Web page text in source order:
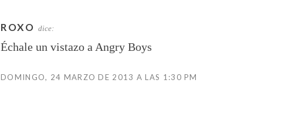
ROXO dice:
Échale un vistazo a Angry Boys
DOMINGO, 24 MARZO DE 2013 A LAS 1:30 PM